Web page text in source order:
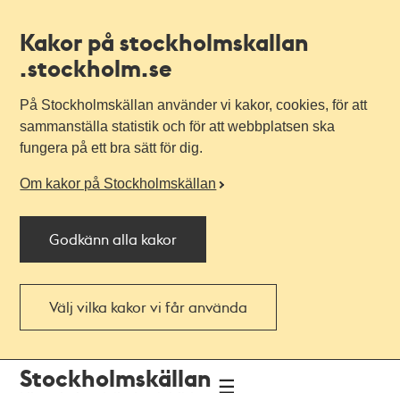
Kakor på stockholmskallan
.stockholm.se
På Stockholmskällan använder vi kakor, cookies, för att
sammanställa statistik och för att webbplatsen ska
fungera på ett bra sätt för dig.
Om kakor på Stockholmskällan
Godkänn alla kakor
Välj vilka kakor vi får använda
Stockholmskällan